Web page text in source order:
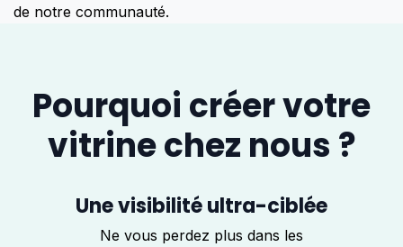
de notre communauté.
Pourquoi créer votre
vitrine chez nous ?
Une visibilité ultra-ciblée
Ne vous perdez plus dans les